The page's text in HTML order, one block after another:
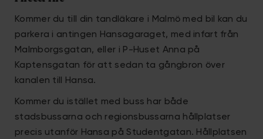
Kommer du till din tandläkare i Malmö med bil kan du
parkera i antingen Hansagaraget, med infart från
Malmborgsgatan, eller i P-Huset Anna på
Kaptensgatan för att sedan ta gångbron över
kanalen till Hansa.
Kommer du istället med buss har både
stadsbussarna och regionsbussarna hållplatser
precis utanför Hansa på Studentgatan. Hållplatsen